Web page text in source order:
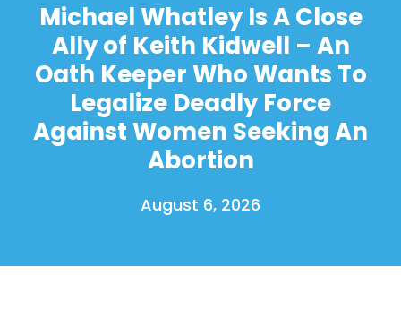
Michael Whatley Is A Close
Ally of Keith Kidwell – An
Oath Keeper Who Wants To
Legalize Deadly Force
Against Women Seeking An
Abortion
August 6, 2026